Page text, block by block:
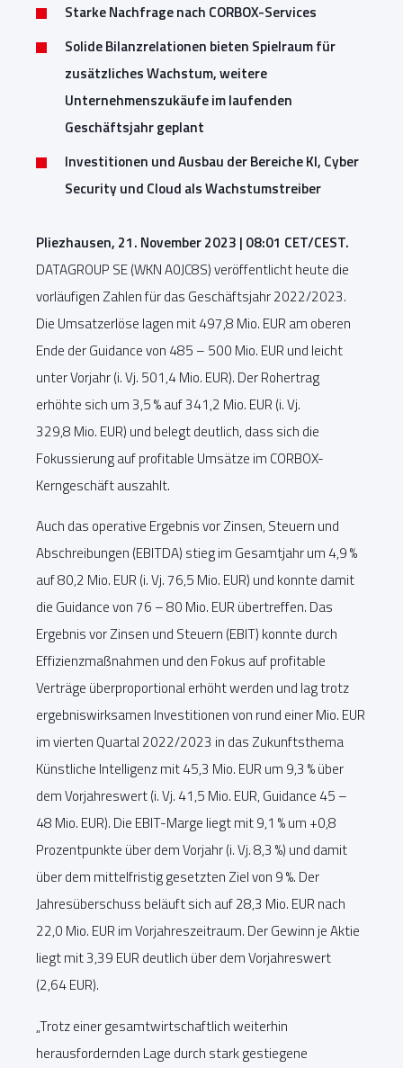
Starke Nachfrage nach CORBOX-Services
Solide Bilanzrelationen bieten Spielraum für
zusätzliches Wachstum, weitere
Unternehmenszukäufe im laufenden
Geschäftsjahr geplant
Investitionen und Ausbau der Bereiche KI, Cyber
Security und Cloud als Wachstumstreiber
Pliezhausen, 21. November 2023 | 08:01 CET/CEST.
DATAGROUP SE (WKN A0JC8S) veröffentlicht heute die
vorläufigen Zahlen für das Geschäftsjahr 2022/2023.
Die Umsatzerlöse lagen mit 497,8 Mio. EUR am oberen
Ende der Guidance von 485 – 500 Mio. EUR und leicht
unter Vorjahr (i. Vj. 501,4 Mio. EUR). Der Rohertrag
erhöhte sich um 3,5 % auf 341,2 Mio. EUR (i. Vj.
329,8 Mio. EUR) und belegt deutlich, dass sich die
Fokussierung auf profitable Umsätze im CORBOX-
Kerngeschäft auszahlt.
Auch das operative Ergebnis vor Zinsen, Steuern und
Abschreibungen (EBITDA) stieg im Gesamtjahr um 4,9 %
auf 80,2 Mio. EUR (i. Vj. 76,5 Mio. EUR) und konnte damit
die Guidance von 76 – 80 Mio. EUR übertreffen. Das
Ergebnis vor Zinsen und Steuern (EBIT) konnte durch
Effizienzmaßnahmen und den Fokus auf profitable
Verträge überproportional erhöht werden und lag trotz
ergebniswirksamen Investitionen von rund einer Mio. EUR
im vierten Quartal 2022/2023 in das Zukunftsthema
Künstliche Intelligenz mit 45,3 Mio. EUR um 9,3 % über
dem Vorjahreswert (i. Vj. 41,5 Mio. EUR, Guidance 45 –
48 Mio. EUR). Die EBIT-Marge liegt mit 9,1 % um +0,8
Prozentpunkte über dem Vorjahr (i. Vj. 8,3 %) und damit
über dem mittelfristig gesetzten Ziel von 9 %. Der
Jahresüberschuss beläuft sich auf 28,3 Mio. EUR nach
22,0 Mio. EUR im Vorjahreszeitraum. Der Gewinn je Aktie
liegt mit 3,39 EUR deutlich über dem Vorjahreswert
(2,64 EUR).
„Trotz einer gesamtwirtschaftlich weiterhin
herausfordernden Lage durch stark gestiegene